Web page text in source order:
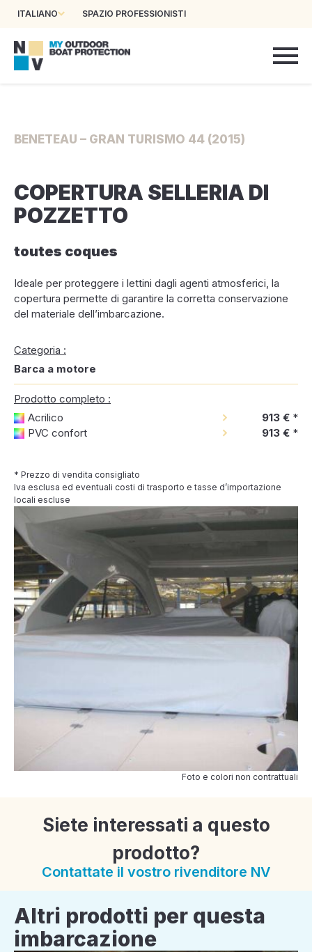
ITALIANO SPAZIO PROFESSIONISTI
BENETEAU – GRAN TURISMO 44 (2015)
COPERTURA SELLERIA DI
POZZETTO
toutes coques
Ideale per proteggere i lettini dagli agenti atmosferici, la
copertura permette di garantire la corretta conservazione
del materiale dell’imbarcazione.
Categoria :
Barca a motore
Prodotto completo :
Acrilico
913 € *
PVC confort
913 € *
* Prezzo di vendita consigliato
Iva esclusa ed eventuali costi di trasporto e tasse d’importazione
locali escluse
Foto e colori non contrattuali
Siete interessati a questo
prodotto?
Contattate il vostro rivenditore NV
Altri prodotti per questa
imbarcazione